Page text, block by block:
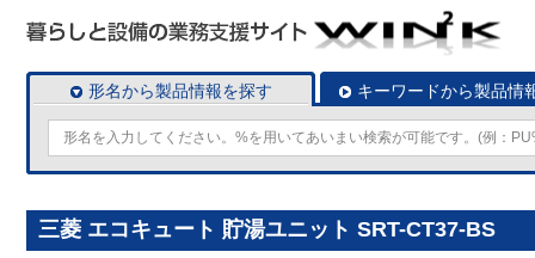
形名から製品情報を探す キーワードから製品情
三菱 エコキュート 貯湯ユニット SRT-CT37-BS